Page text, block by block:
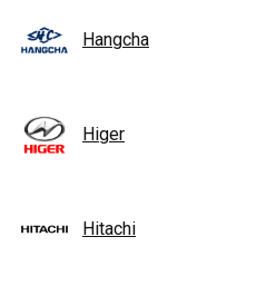
Hangcha
Higer
Hitachi